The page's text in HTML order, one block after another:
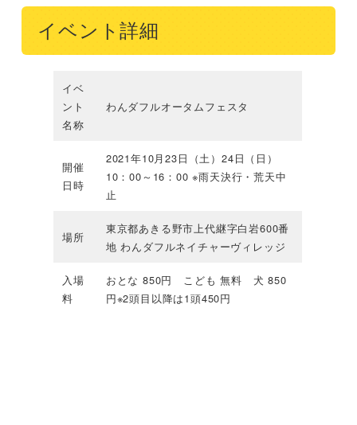
イベント詳細
イベ
ント
名称
わんダフルオータムフェスタ
開催
日時
2021年10月23日（土）24日（日）
10：00～16：00 ※雨天決行・荒天中
止
場所
東京都あきる野市上代継字白岩600番
地 わんダフルネイチャーヴィレッジ
入場
料
おとな 850円 こども 無料 犬 850
円※2頭目以降は1頭450円